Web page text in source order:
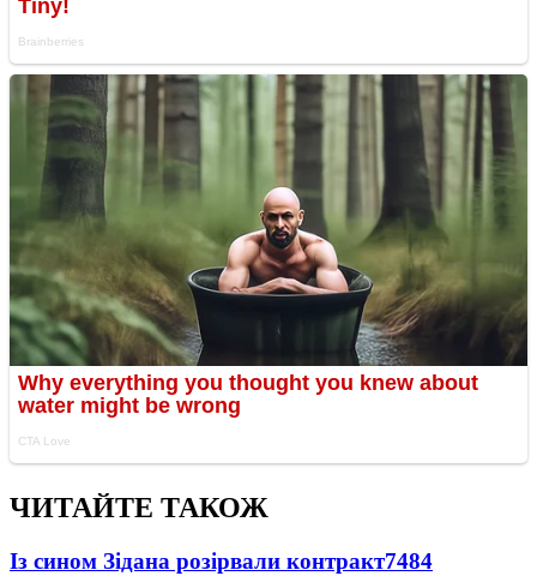
ЧИТАЙТЕ ТАКОЖ
Із сином Зідана розірвали контракт7484